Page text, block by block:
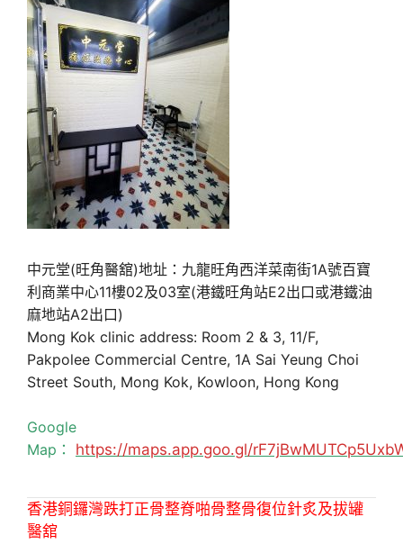
中元堂(旺角醫舘)地址：九龍旺角西洋菜南街1A號百寶
利商業中心11樓02及03室(港鐵旺角站E2出口或港鐵油
麻地站A2出口)
Mong Kok clinic address: Room 2 & 3, 11/F,
Pakpolee Commercial Centre, 1A Sai Yeung Choi
Street South, Mong Kok, Kowloon, Hong Kong
Google
Map： https://maps.app.goo.gl/
香港銅鑼灣跌打正骨整脊啪骨整骨復位針炙及拔罐
醫舘